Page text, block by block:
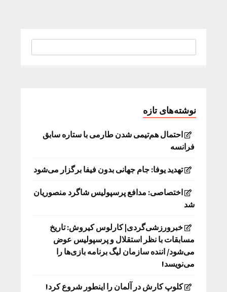
نوشته‌های تازه
احتمال هم‌تیمی شدن طارمی با ستاره سابق
فرانسه
تهدید یوفا: جام جهانی بدون فیفا برگزار می‌شود
اختصاصی: مدافع پرسپولیس شاگرد منصوریان
شد
خبرورزشی‌گردی| کارلوس کیروش: تاریخ
مسابقات با نظر استقلال و پرسپولیس عوض
می‌شود/ اننده سازمان لیگ برنامه بازی‌ها را
می‌نویسد!
کلوپ کارش در آلمان را اینطور شروع کرد!